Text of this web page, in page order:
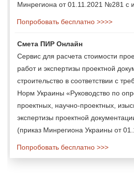
Минрегиона от 01.11.2021 №281 с
Попробовать бесплатно >>>>
Смета ПИР Онлайн
Сервис для расчета стоимости
работ и экспертизы проектной
строительство в соответствии с
Норм Украины «Руководство по
проектных, научно-проектных,
экспертизы проектной
(приказ Минрегиона Украины от
Попробовать бесплатно >>>